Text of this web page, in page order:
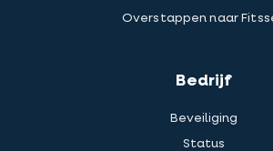
Overstappen naar
Bedrijf
Beveiliging
Status